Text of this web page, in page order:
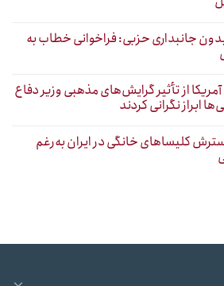
جانبداری حزبی: فراخوانی خطاب به
از تأثیر گرایش‌های مذهبی وزیر دفاع
ابراز نگرانی کردند
کلیساهای خانگی در ایران به‌رغم